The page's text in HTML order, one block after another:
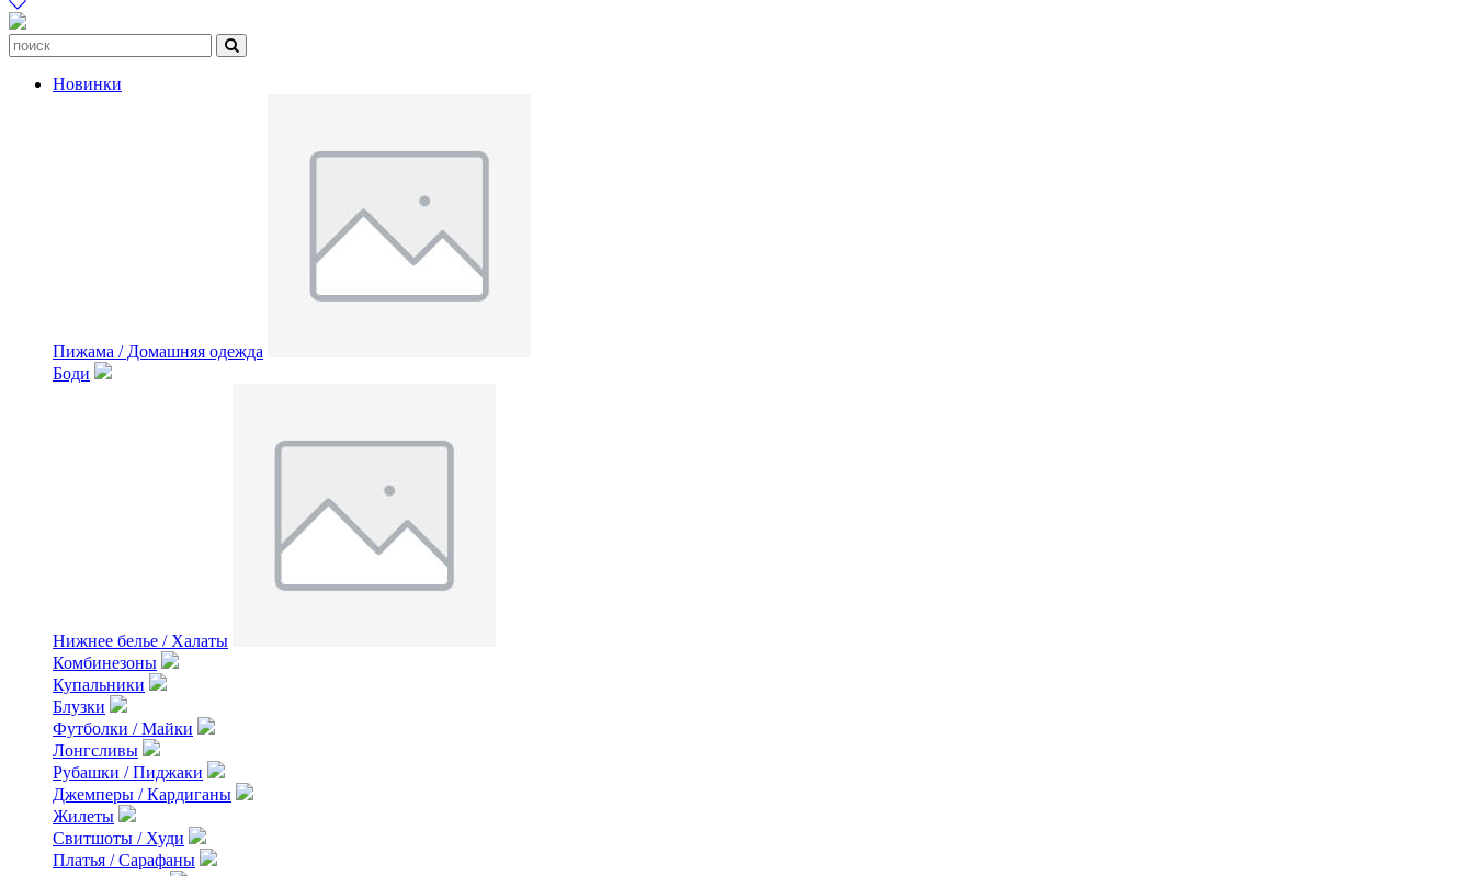
Новинки
Пижама / Домашняя одежда
Боди
Нижнее белье / Халаты
Комбинезоны
Купальники
Блузки
Футболки / Майки
Лонгсливы
Рубашки / Пиджаки
Джемперы / Кардиганы
Жилеты
Свитшоты / Худи
Платья / Сарафаны